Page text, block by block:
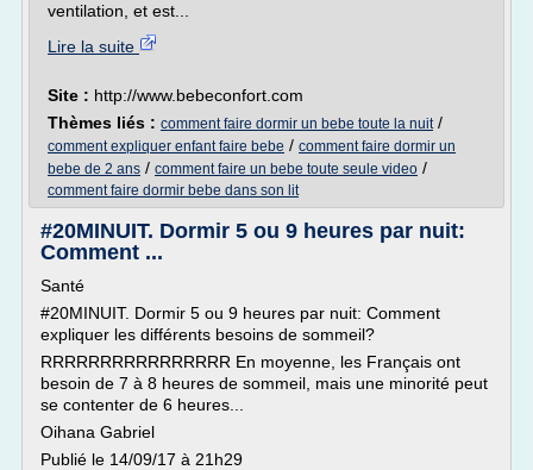
ventilation, et est...
Lire la suite
Site : http://www.bebeconfort.com
Thèmes liés : comment faire dormir un bebe toute la nuit/
comment expliquer enfant faire bebe / comment faire dormir un
bebe de 2 ans / comment faire un bebe toute seule video /
comment faire dormir bebe dans son lit
#20MINUIT. Dormir 5 ou 9 heures par nuit:
Comment ...
Santé
#20MINUIT. Dormir 5 ou 9 heures par nuit: Comment
expliquer les différents besoins de sommeil?
RRRRRRRRRRRRRRRR En moyenne, les Français ont
besoin de 7 à 8 heures de sommeil, mais une minorité peut
se contenter de 6 heures...
Oihana Gabriel
Publié le 14/09/17 à 21h29